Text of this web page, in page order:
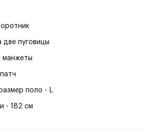
две пуговицы
манжеты
поло - L
- 182 см